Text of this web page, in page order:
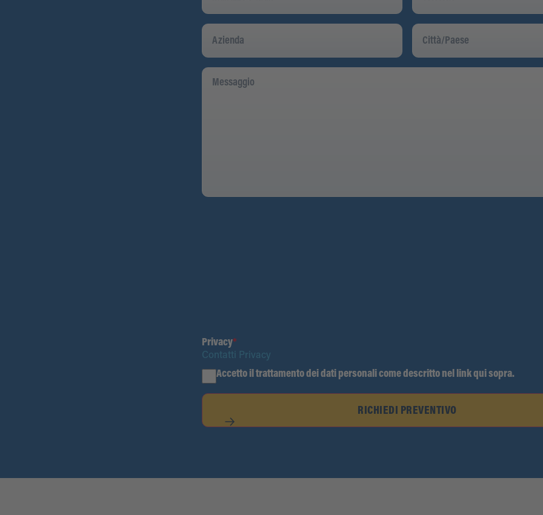
Mail
Azienda Città/Paese
Messaggio
Privacy*
Contatti Privacy
Accetto il trattamento dei dati personali come descritto nel link qui sopra.
RICHIEDI PREVENTIVO